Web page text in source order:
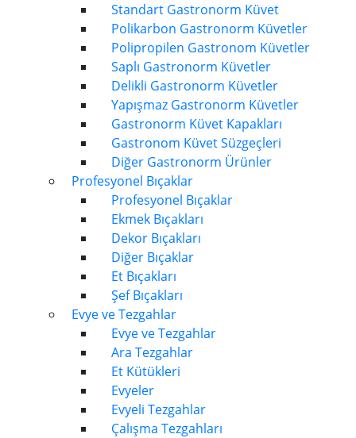
Standart Gastronorm Küvet
Polikarbon Gastronorm Küvetler
Polipropilen Gastronom Küvetler
Saplı Gastronorm Küvetler
Delikli Gastronorm Küvetler
Yapışmaz Gastronorm Küvetler
Gastronorm Küvet Kapakları
Gastronom Küvet Süzgeçleri
Diğer Gastronorm Ürünler
Profesyonel Bıçaklar
Profesyonel Bıçaklar
Ekmek Bıçakları
Dekor Bıçakları
Diğer Bıçaklar
Et Bıçakları
Şef Bıçakları
Evye ve Tezgahlar
Evye ve Tezgahlar
Ara Tezgahlar
Et Kütükleri
Evyeler
Evyeli Tezgahlar
Çalışma Tezgahları